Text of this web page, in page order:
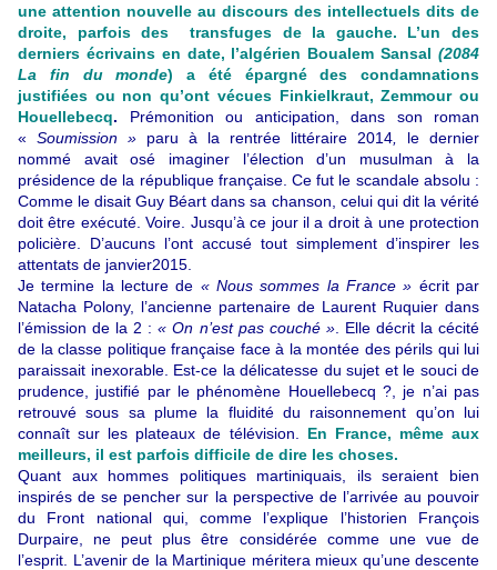
une attention nouvelle au discours des intellectuels dits de
droite, parfois des transfuges de la gauche. L’un des
derniers écrivains en date, l’algérien Boualem Sansal (2084
La fin du monde) a été épargné des condamnations
justifiées ou non qu’ont vécues Finkielkraut, Zemmour ou
Houellebecq. Prémonition ou anticipation, dans son roman
« Soumission » paru à la rentrée littéraire 2014
le dernier
nommé avait osé imaginer l’élection d’un musulman à la
présidence de la république française. Ce fut le scandale absolu :
Comme le disait Guy Béart dans sa chanson, celui qui dit la vérité
doit être exécuté. Voire. Jusqu’à ce jour il a droit à une protection
policière. D’aucuns l’ont accusé tout simplement d’inspirer les
attentats de janvier2015.
Je termine la lecture de « Nous sommes la France » écrit par
Natacha Polony, l’ancienne partenaire de Laurent Ruquier dans
l’émission de la 2 :« On n’est pas couché ». Elle décrit la cécité
de la classe politique française face à la montée des périls qui lui
paraissait inexorable. Est-ce la délicatesse du sujet et le souci de
prudence, justifié par le phénomène Houellebecq ?, je n’ai pas
retrouvé sous sa plume la fluidité du raisonnement qu’on lui
connaît sur les plateaux de télévision. En France, même aux
meilleurs, il est parfois difficile de dire les choses.
Quant aux hommes politiques martiniquais, ils seraient bien
inspirés de se pencher sur la perspective de l’arrivée au pouvoir
du Front national qui, comme l’explique l’historien François
Durpaire, ne peut plus être considérée comme une vue de
l’esprit. L’avenir de la Martinique méritera mieux qu’une descente